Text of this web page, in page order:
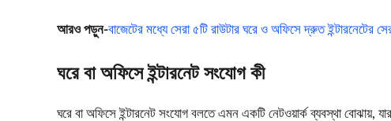
আরও পড়ুন-বাজেটের মধ্যে সেরা ৫টি রাউটার ঘরে ও অফিসে দ্রুত ইন্টারনেটের
ঘরে বা অফিসে ইন্টারনেট সংযোগ কী
ঘরে বা অফিসে ইন্টারনেট সংযোগ বলতে এমন একটি নেটওয়ার্ক ব্যবস্থা বোঝায়, যার